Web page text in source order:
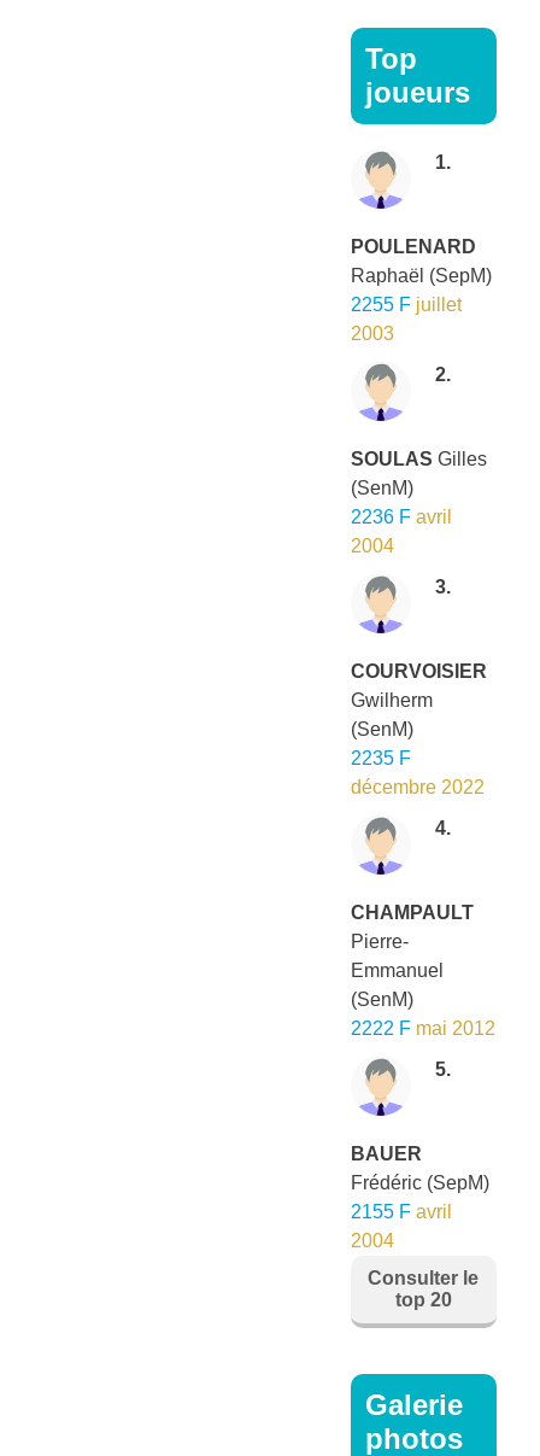
Top
joueurs
1.
POULENARD
Raphaël (SepM)
2255 F juillet
2003
2.
SOULAS Gilles
(SenM)
2236 F avril
2004
3.
COURVOISIER
Gwilherm
(SenM)
2235 F
décembre 2022
4.
CHAMPAULT
Pierre-
Emmanuel
(SenM)
2222 F mai 2012
5.
BAUER
Frédéric(SepM)
2155 F avril
2004
Consulter le
top 20
Galerie
photos